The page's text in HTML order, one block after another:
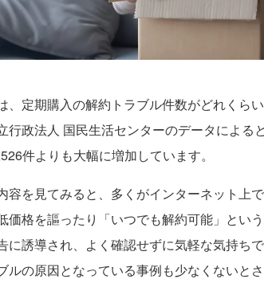
、定期購入の解約トラブル件数がどれくら
行政法人 国民生活センターのデータによ
件よりも大幅に増加しています。
容を見てみると、多くがインターネット上
価格を謳ったり「いつでも解約可能」とい
に誘導され、よく確認せずに気軽な気持ち
ルの原因となっている事例も少なくないとさ